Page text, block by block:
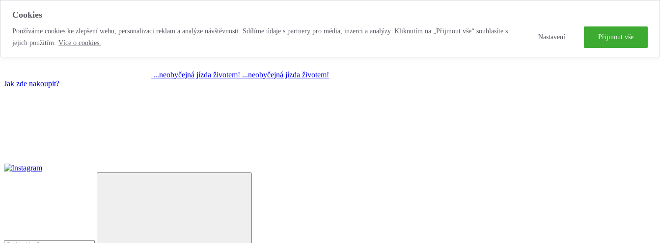
Cookies
Používáme cookies ke zlepšení webu, personalizaci reklam a analýze návštěvnosti. Sdílíme údaje s partnery pro média, inzerci a analýzy. Kliknutím na „Přijmout vše“ souhlasíte s
jejich použitím. Více o cookies.
Nastavení Přijmout vše
...neobyčejná jízda životem! ...neobyčejná jízda životem!
Jak zde nakoupit?